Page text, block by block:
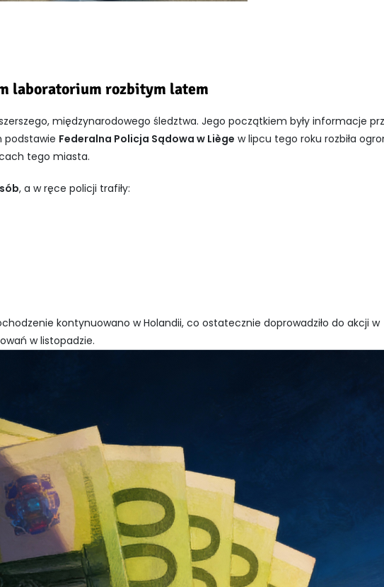
laboratorium rozbitym latem
międzynarodowego śledztwa. Jego początkiem były informacje
podstawie Federalna Policja Sądowa w Liège w lipcu tego roku rozbiła
tego miasta.
, a w ręce policji trafiły:
kontynuowano w Holandii, co ostatecznie doprowadziło do akcji w
w listopadzie.